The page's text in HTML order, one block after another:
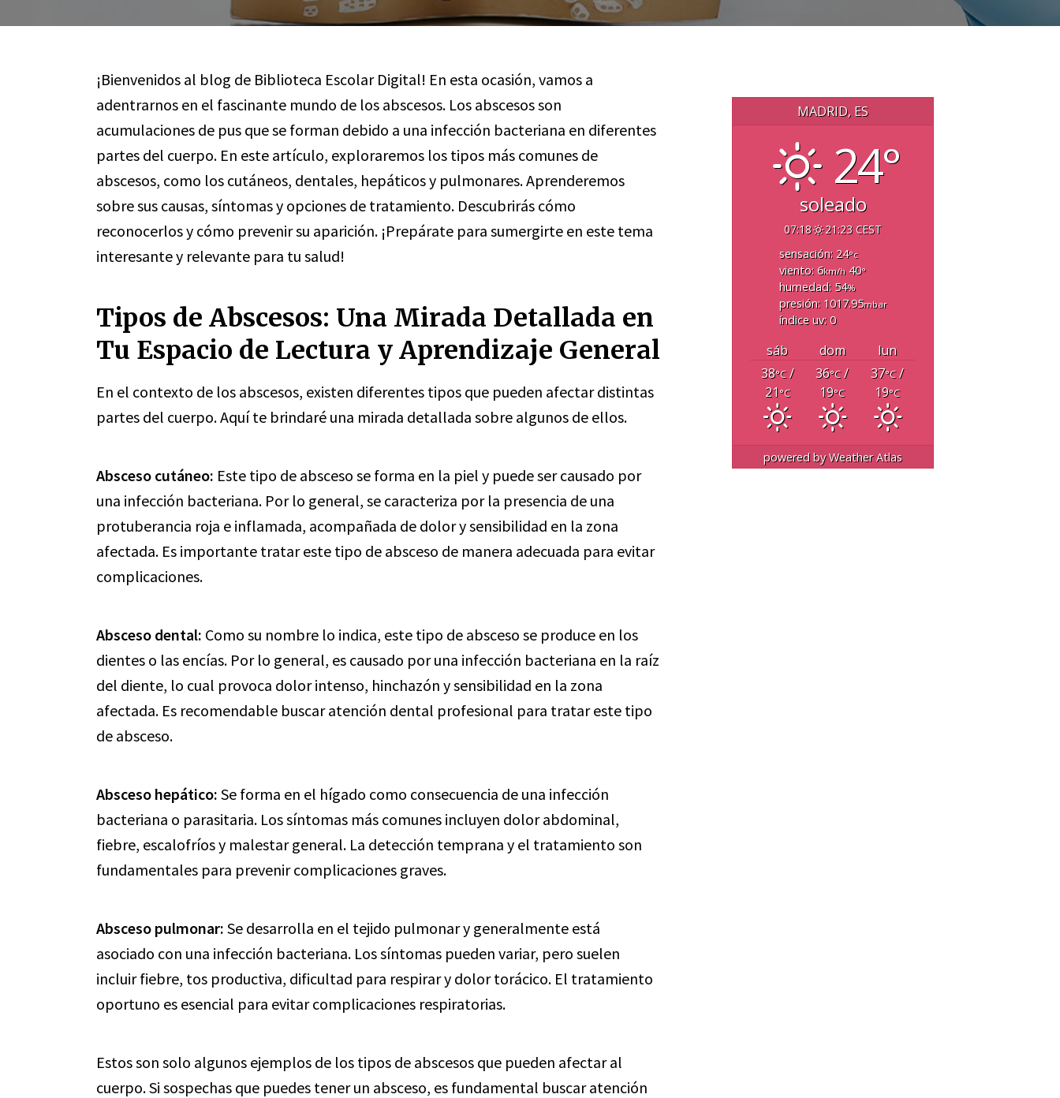
¡Bienvenidos al blog de Biblioteca Escolar Digital! En esta ocasión, vamos a
adentrarnos en el fascinante mundo de los abscesos. Los abscesos son
acumulaciones de pus que se forman debido a una infección bacteriana en diferentes
partes del cuerpo. En este artículo, exploraremos los tipos más comunes de
abscesos, como los cutáneos, dentales, hepáticos y pulmonares. Aprenderemos
sobre sus causas, síntomas y opciones de tratamiento. Descubrirás cómo
reconocerlos y cómo prevenir su aparición. ¡Prepárate para sumergirte en este tema
interesante y relevante para tu salud!
Tipos de Abscesos: Una Mirada Detallada en
Tu Espacio de Lectura y Aprendizaje General
En el contexto de los abscesos, existen diferentes tipos que pueden afectar distintas
partes del cuerpo. Aquí te brindaré una mirada detallada sobre algunos de ellos.
Absceso cutáneo: Este tipo de absceso se forma en la piel y puede ser causado por
una infección bacteriana. Por lo general, se caracteriza por la presencia de una
protuberancia roja e inflamada, acompañada de dolor y sensibilidad en la zona
afectada. Es importante tratar este tipo de absceso de manera adecuada para evitar
complicaciones.
Absceso dental: Como su nombre lo indica, este tipo de absceso se produce en los
dientes o las encías. Por lo general, es causado por una infección bacteriana en la raíz
del diente, lo cual provoca dolor intenso, hinchazón y sensibilidad en la zona
afectada. Es recomendable buscar atención dental profesional para tratar este tipo
de absceso.
Absceso hepático: Se forma en el hígado como consecuencia de una infección
bacteriana o parasitaria. Los síntomas más comunes incluyen dolor abdominal,
fiebre, escalofríos y malestar general. La detección temprana y el tratamiento son
fundamentales para prevenir complicaciones graves.
Absceso pulmonar: Se desarrolla en el tejido pulmonar y generalmente está
asociado con una infección bacteriana. Los síntomas pueden variar, pero suelen
incluir fiebre, tos productiva, dificultad para respirar y dolor torácico. El tratamiento
oportuno es esencial para evitar complicaciones respiratorias.
Estos son solo algunos ejemplos de los tipos de abscesos que pueden afectar al
cuerpo. Si sospechas que puedes tener un absceso, es fundamental buscar atención
MADRID, ES
24°
soleado
07:18
21:23 CEST
sensación: 24°c
viento: 6km/h40°
humedad: 54%
presión: 1017.95mbar
índice uv: 0
sáb dom
lun
38°C/
21°C
36°C/
19°C
37°C/
19°C
powered byWeather Atlas